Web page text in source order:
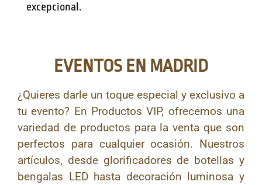
excepcional.
EVENTOS EN MADRID
¿Quieres darle un toque especial y exclusivo a
tu evento? En Productos VIP, ofrecemos una
variedad de productos para la venta que son
perfectos para cualquier ocasión. Nuestros
artículos, desde glorificadores de botellas y
bengalas LED hasta decoración luminosa y